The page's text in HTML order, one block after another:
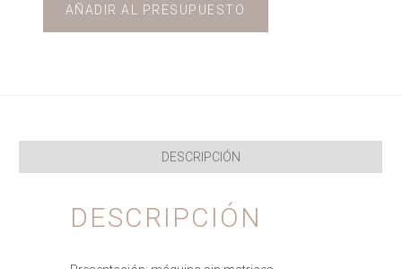
AÑADIR AL PRESUPUESTO
DESCRIPCIÓN
DESCRIPCIÓN